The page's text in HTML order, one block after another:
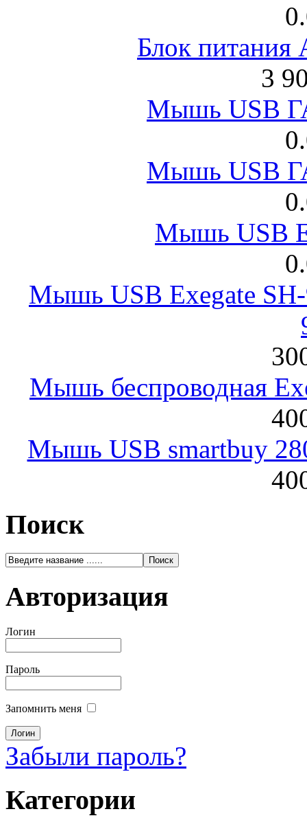
Блок питания
3
Мышь USB
Мышь USB
Мышь USB
Мышь USB Exegate
Мышь беспроводная
Мышь USB smartbuy
Поиск
Авторизация
Логин
Пароль
Запомнить меня
Забыли пароль?
Категории